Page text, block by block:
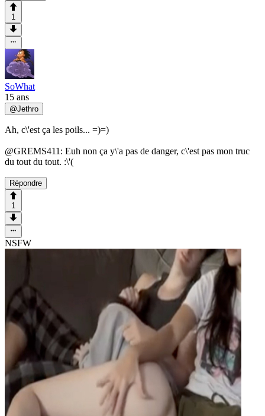
1
SoWhat
15 ans
@Jethro
Ah, c\'est ça les poils... =)=)
@GREMS411: Euh non ça y\'a pas de danger, c\'est pas mon truc
du tout du tout. :\'(
Répondre
1
NSFW